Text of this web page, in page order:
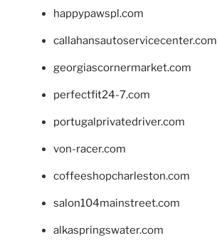
happypawspl.com
callahansautoservicecenter.com
georgiascornermarket.com
perfectfit24-7.com
portugalprivatedriver.com
von-racer.com
coffeeshopcharleston.com
salon104mainstreet.com
alkaspringswater.com